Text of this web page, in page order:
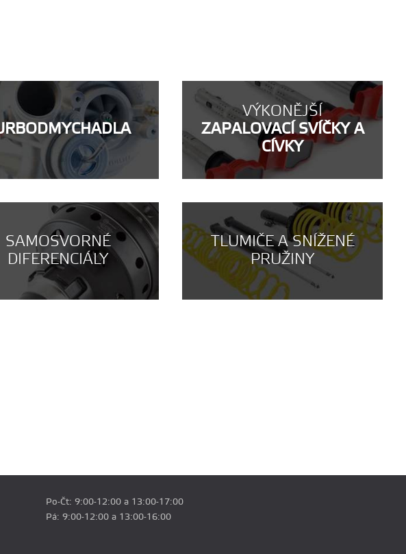
VÝKONĚJŠÍ
ZAPALOVACÍ SVÍČKY A
CÍVKY
SAMOSVORNÉ
DIFERENCIÁLY
TLUMIČE A SNÍŽENÉ
PRUŽINY
Po-Čt: 9:00-12:00 a 13:00-17:00
Pá: 9:00-12:00 a 13:00-16:00